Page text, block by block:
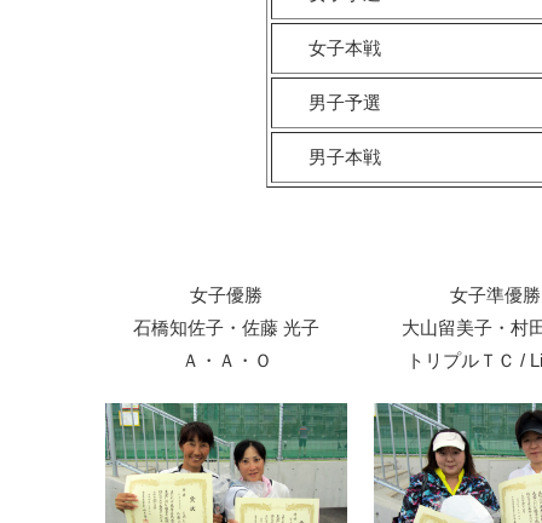
女子本戦
男子予選
男子本戦
女子優勝
石橋知佐子・佐藤 光子
Ａ・Ａ・Ｏ
女子準優勝
大山留美子・村
トリプルＴＣ /